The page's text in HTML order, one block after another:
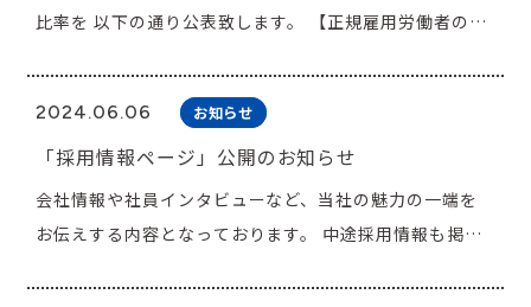
比率を 以下の通り公表致します。 【正規雇用労働者の中
(公表日 ２０２４年１１月８日)
2024.06.06 お知らせ
「採用情報ページ」公開のお知らせ
会社情報や社員インタビューなど、当社の魅力の一端を
お伝えする内容となっております。 中途採用情報も掲載